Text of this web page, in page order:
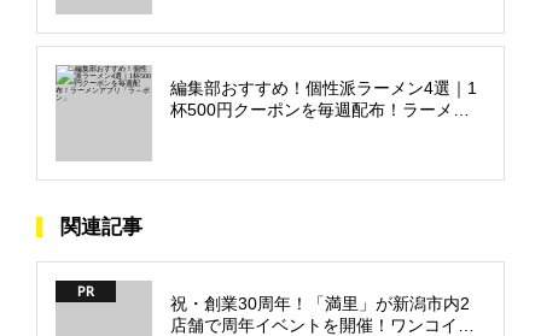
編集部おすすめ！個性派ラーメン4選｜1
杯500円クーポンを毎週配布！ラーメン
関連記事
PR
祝・創業30周年！「満里」が新潟市内2
店舗で周年イベントを開催！ワンコイン